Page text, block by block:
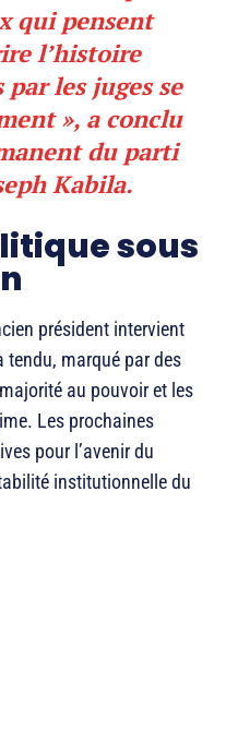
qui pensent
l’histoire
les juges se
», a conclu
du parti
Kabila.
sous
président intervient
marqué par des
au pouvoir et les
Les prochaines
pour l’avenir du
institutionnelle du